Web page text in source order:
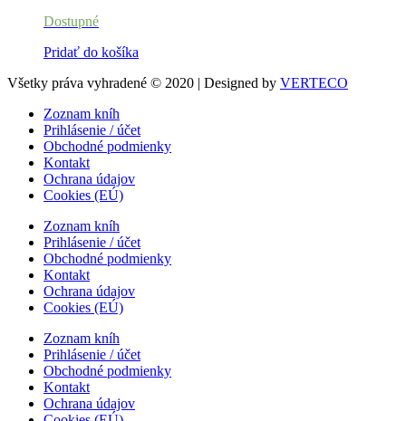
Dostupné
Pridať do košíka
Všetky práva vyhradené © 2020 | Designed by VERTECO
Zoznam kníh
Prihlásenie / účet
Obchodné podmienky
Kontakt
Ochrana údajov
Cookies (EÚ)
Zoznam kníh
Prihlásenie / účet
Obchodné podmienky
Kontakt
Ochrana údajov
Cookies (EÚ)
Zoznam kníh
Prihlásenie / účet
Obchodné podmienky
Kontakt
Ochrana údajov